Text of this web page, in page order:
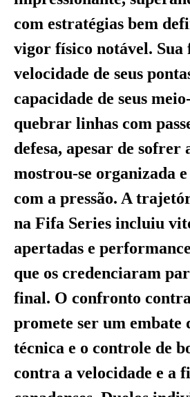
com estratégias bem
vigor físico notável. Sua
velocidade de seus
capacidade de seus
quebrar linhas com
defesa, apesar de sofrer
mostrou-se organizada
com a pressão. A
na Fifa Series incluiu
apertadas e
que os credenciaram
final. O confronto
promete ser um embate
técnica e o controle de
contra a velocidade e a